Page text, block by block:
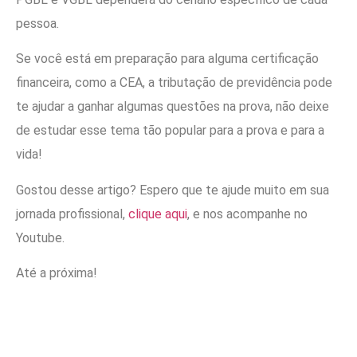
pessoa.
Se você está em preparação para alguma certificação
financeira, como a CEA, a tributação de previdência pode
te ajudar a ganhar algumas questões na prova, não deixe
de estudar esse tema tão popular para a prova e para a
vida!
Gostou desse artigo? Espero que te ajude muito em sua
jornada profissional, clique aqui, e nos acompanhe no
Youtube.
Até a próxima!